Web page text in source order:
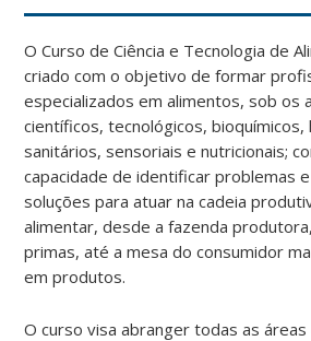
O Curso de Ciência e Tecnologia de
criado com o objetivo de formar
especializados em alimentos, sob os
científicos, tecnológicos, bioquímicos,
sanitários, sensoriais e nutricionais;
capacidade de identificar problemas
soluções para atuar na cadeia
alimentar, desde a fazenda
primas, até a mesa do consumidor
em produtos.
O curso visa abranger todas as áreas